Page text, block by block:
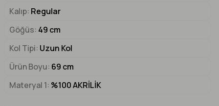
Kalıp Regular
Göğüs 49 cm
Kol Tipi Uzun Kol
Ürün Boyu 69 cm
Materyal 1 %100 AKRİLİK